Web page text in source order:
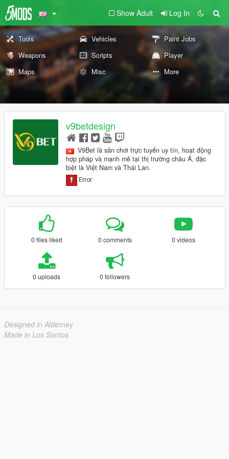
Show Adult Log In
Tools Vehicles
Paint Jobs
Weapons
Scripts
Player
Maps
Misc More
v9betdesign
V9Bet là sân chơi trực tuyến uy tín, hoạt động
hợp pháp và mạnh mẽ tại thị trường châu Á, đặc
biệt là Việt Nam và Thái Lan.
0 files liked 0 comments 0 videos
0 uploads 0 followers
Designed in Alderney
Made in Los Santos